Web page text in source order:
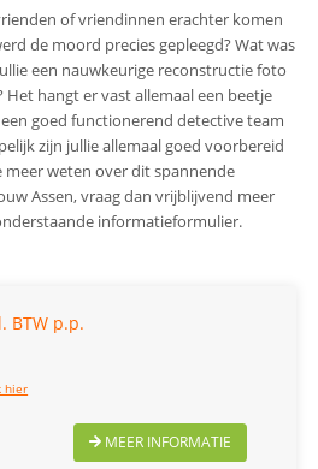
of vriendinnen erachter komen
de moord precies gepleegd? Wat was
een nauwkeurige reconstructie foto
Het hangt er vast allemaal een beetje
goed functionerend detective team
zijn jullie allemaal goed voorbereid
meer weten over dit spannende
Assen, vraag dan vrijblijvend meer
informatieformulier.
BTW p.p.
hier
MEER INFORMATIE